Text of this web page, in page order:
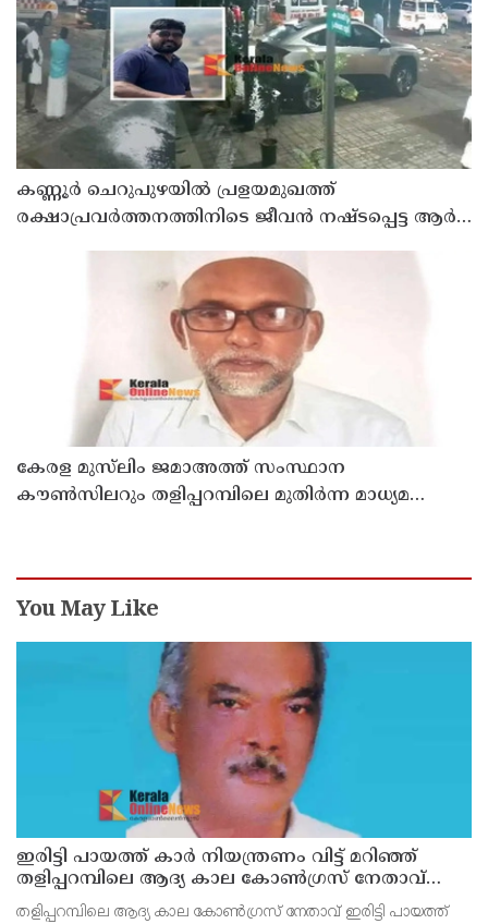
കണ്ണൂർ ചെറുപുഴയിൽ പ്രളയമുഖത്ത്
രക്ഷാപ്രവർത്തനത്തിനിടെ ജീവൻ നഷ്ടപ്പെട്ട ആർ.
രാജേഷിൻ്റെ ഭൗതിക ശരീരത്തോട് അനാദരവ്
കാണിച്ചതായി ആരോപണം
കേരള മുസ്‌ലിം ജമാഅത്ത് സംസ്ഥാന
കൗൺസിലറും തളിപ്പറമ്പിലെ മുതിർന്ന മാധ്യമ
You May Like
ഇരിട്ടി പായത്ത് കാർ നിയന്ത്രണം വിട്ട് മറിഞ്ഞ്
തളിപ്പറമ്പിലെ ആദ്യ കാല കോണ്‍ഗ്രസ് നേതാവ്
മരിച്ചു
തളിപ്പറമ്പിലെ ആദ്യ കാല കോണ്‍ഗ്രസ് നേതാവ് ഇരിട്ടി പായത്ത്